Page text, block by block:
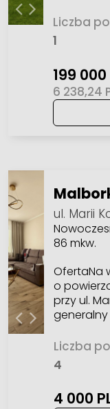
Liczba
1
199 000
6 238,24
ul. Marii
86 mkw.
OfertaNa
o
przy ul.
Liczba
4
4 000